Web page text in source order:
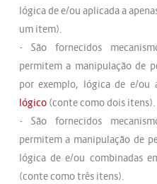
lógica de e/ou aplicada a
um item).
- São fornecidos
permitem a manipulação de
por exemplo, lógica de e/ou
lógico(conte como dois itens).
- São fornecidos
permitem a manipulação de
lógica de e/ou combinadas
(conte como três itens).